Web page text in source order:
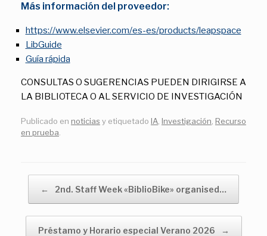
Más información del proveedor:
https://www.elsevier.com/es-es/products/leapspace
LibGuide
Guía rápida
CONSULTAS O SUGERENCIAS PUEDEN DIRIGIRSE A
LA BIBLIOTECA O AL SERVICIO DE INVESTIGACIÓN
Publicado en noticias y etiquetado IA Investigación Recurso
en prueba
← 2nd. Staff Week «BiblioBike» organised…
Préstamo y Horario especial Verano 2026 →